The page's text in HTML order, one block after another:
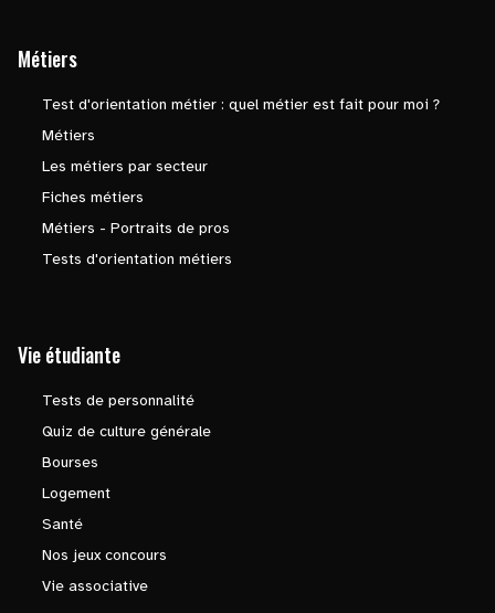
Métiers
Test d'orientation métier : quel métier est fait pour moi ?
Métiers
Les métiers par secteur
Fiches métiers
Métiers - Portraits de pros
Tests d'orientation métiers
Vie étudiante
Tests de personnalité
Quiz de culture générale
Bourses
Logement
Santé
Nos jeux concours
Vie associative